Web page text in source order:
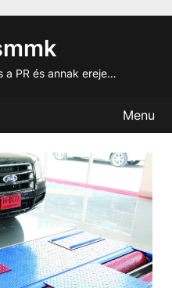
a PR és annak ereje…
Menu